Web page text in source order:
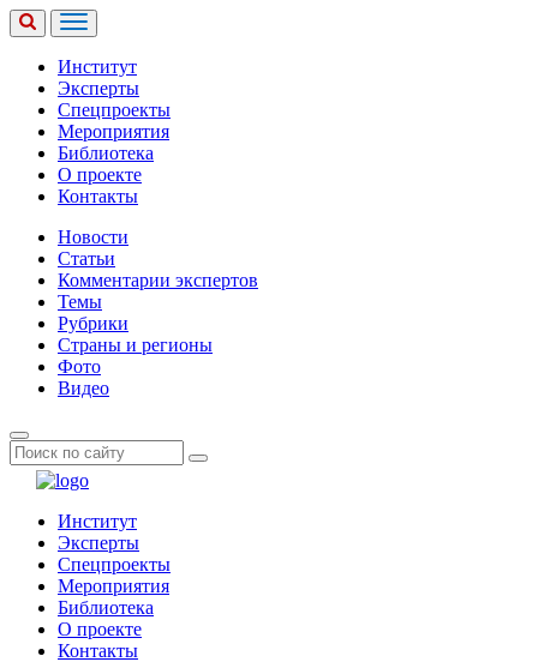
Институт
Эксперты
Спецпроекты
Мероприятия
Библиотека
О проекте
Контакты
Новости
Статьи
Комментарии экспертов
Темы
Рубрики
Страны и регионы
Фото
Видео
Институт
Эксперты
Спецпроекты
Мероприятия
Библиотека
О проекте
Контакты